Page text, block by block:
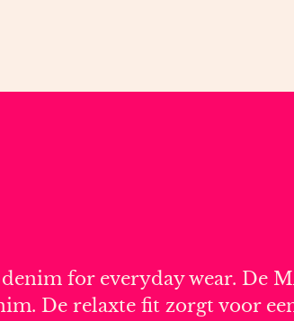
for everyday wear. De
De relaxte fit zorgt voor